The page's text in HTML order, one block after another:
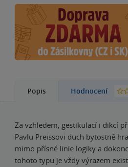
Popis Hodnocení
Za vzhledem, gestikulací i dikcí
Pavlu Preissovi duch bytostně
mimo přísné linie logiky a
tohoto typu je vždy výrazem